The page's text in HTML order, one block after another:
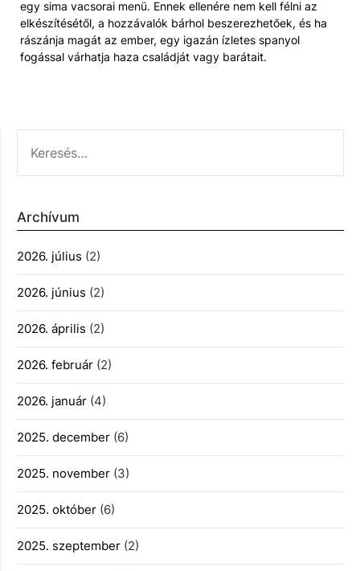
egy sima vacsorai menü. Ennek ellenére nem kell félni az
elkészítésétől, a hozzávalók bárhol beszerezhetőek, és ha
rászánja magát az ember, egy igazán ízletes spanyol
fogással várhatja haza családját vagy barátait.
Archívum
2026. július (2)
2026. június (2)
2026. április (2)
2026. február (2)
2026. január (4)
2025. december (6)
2025. november (3)
2025. október (6)
2025. szeptember (2)